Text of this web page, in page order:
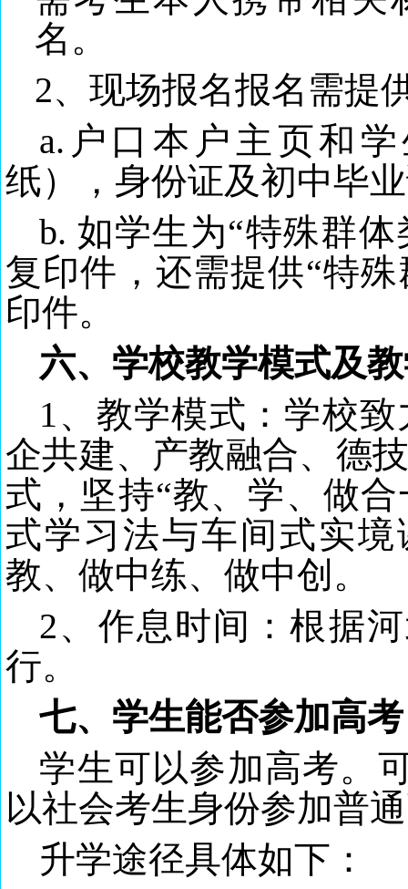
名。
2、现场报名报名需提
a.户口本户主页和
纸），身份证及初中毕
b. 如学生为“特殊群
复印件，还需提供“特
印件。
六、学校教学模式及
1、教学模式：学校
企共建、产教融合、德
式，坚持“教、学、做
式学习法与车间式实
教、做中练、做中创。
2、作息时间：根据
行。
七、学生能否参加高
学生可以参加高考。
以社会考生身份参加普
升学途径具体如下：